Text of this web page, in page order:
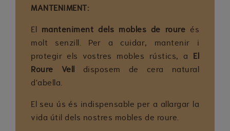
MANTENIMENT:
El manteniment dels mobles de roure és
molt senzill. Per a cuidar, mantenir i
protegir els vostres mobles rústics, a El
Roure Vell disposem de cera natural
d'abella.
El seu ús és indispensable per a allargar la
vida útil dels nostres mobles de roure.